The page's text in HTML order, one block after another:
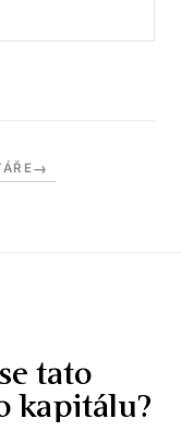
→
tato
kapitálu?